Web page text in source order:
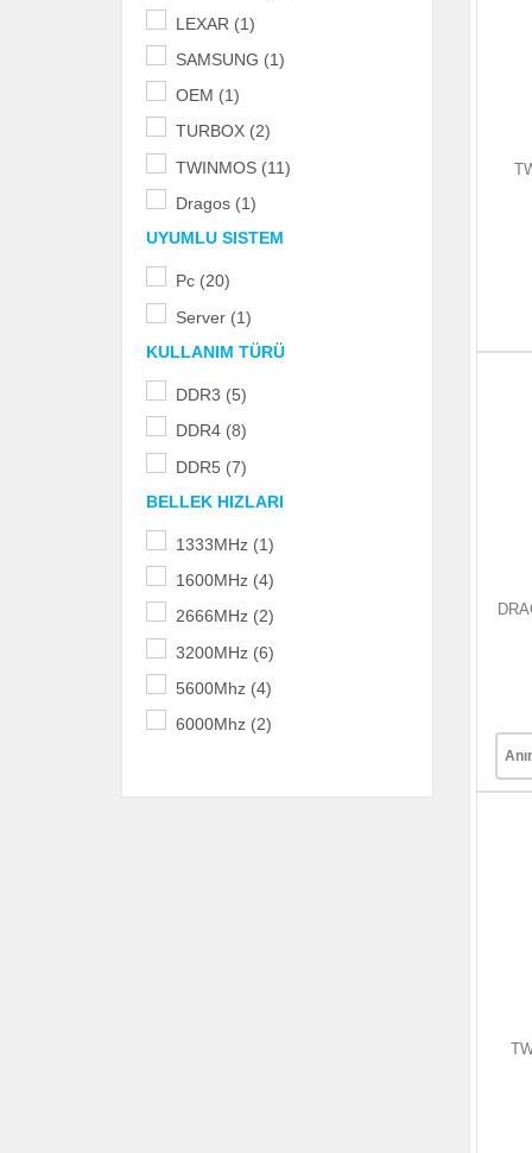
LEXAR (1)
SAMSUNG (1)
OEM (1)
TURBOX (2)
TWINMOS (11)
Dragos (1)
UYUMLU SISTEM
Pc (20)
Server (1)
KULLANIM TÜRÜ
DDR3 (5)
DDR4 (8)
DDR5 (7)
BELLEK HIZLARI
1333MHz (1)
1600MHz (4)
2666MHz (2)
3200MHz (6)
5600Mhz (4)
6000Mhz (2)